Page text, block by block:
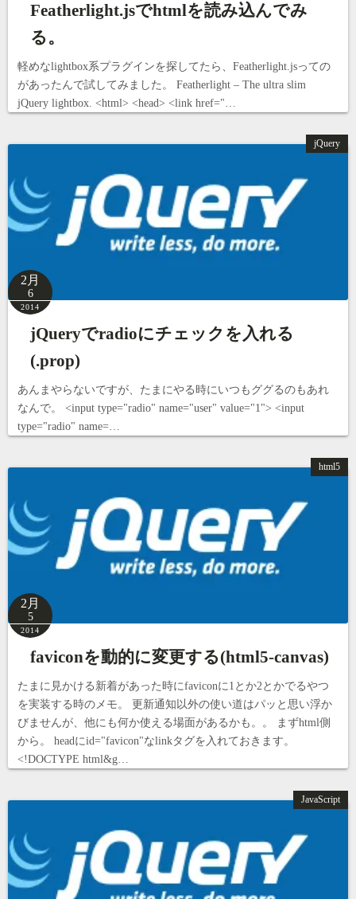
Featherlight.jsでhtmlを読み込んでみ
る。
軽めなlightbox系プラグインを探してたら、Featherlight.jsっての
があったんで試してみました。 Featherlight – The ultra slim
jQuery lightbox. <html> <head> <link href="…
jQuery
2月
6
2014
jQueryでradioにチェックを入れる
(.prop)
あんまやらないですが、たまにやる時にいつもググるのもあれ
なんで。 <input type="radio" name="user" value="1"> <input
type="radio" name=…
html5
2月
5
2014
faviconを動的に変更する(html5-canvas)
たまに見かける新着があった時にfaviconに1とか2とかでるやつ
を実装する時のメモ。 更新通知以外の使い道はパッと思い浮か
びませんが、他にも何か使える場面があるかも。。 まずhtml側
から。 headにid="favicon"なlinkタグを入れておきます。
<!DOCTYPE html&g…
JavaScript